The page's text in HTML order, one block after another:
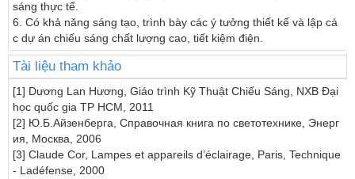
sáng thực tế.
6. Có khả năng sáng tạo, trình bày các ý tưởng thiết kế và lập cá
c dự án chiếu sáng chất lượng cao, tiết kiệm điện.
Tài liệu tham khảo
[1] Dương Lan Hương, Giáo trình Kỹ Thuật Chiếu Sáng, NXB Đại
học quốc gia TP HCM, 2011
[2] Ю.Б.Айзенберга, Cправочная книга по светотехнике, Энерг
ия, Москва, 2006
[3] Claude Cor, Lampes et appareils d’éclairage, Paris, Technique
- Ladéfense, 2000